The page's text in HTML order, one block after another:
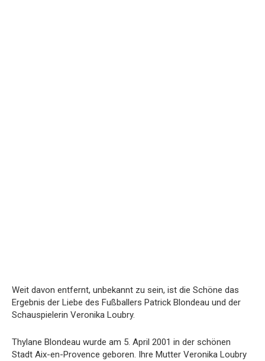
Weit davon entfernt, unbekannt zu sein, ist die Schöne das
Ergebnis der Liebe des Fußballers Patrick Blondeau und der
Schauspielerin Veronika Loubry.
Thylane Blondeau wurde am 5. April 2001 in der schönen
Stadt Aix-en-Provence geboren. Ihre Mutter Veronika Loubry